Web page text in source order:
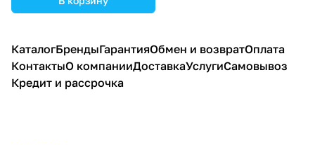
КаталогБрендыГарантияОбмен и возвратОплата
КонтактыО компанииДоставкаУслугиСамовывоз
Кредит и рассрочка